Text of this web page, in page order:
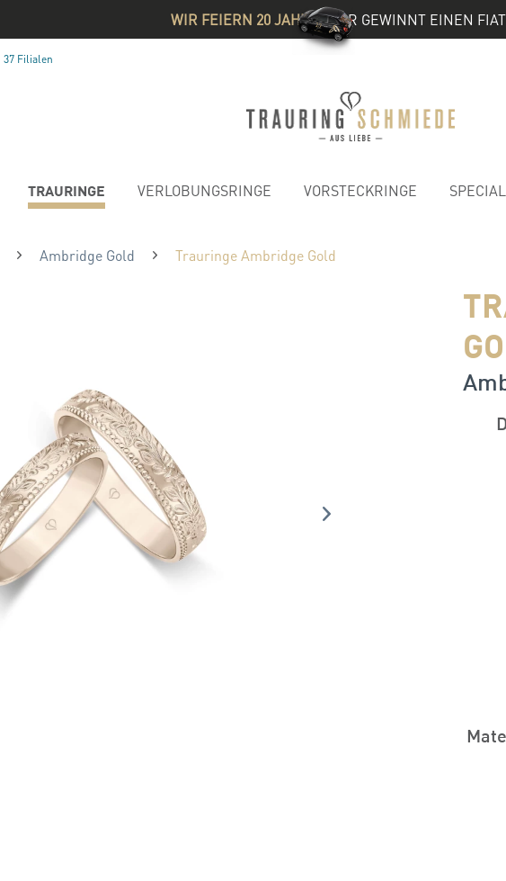
WIR FEIERN 20 JAHRE& IHR GEWINNT EINEN
37 Filialen
TRAURINGE VERLOBUNGSRINGE VORSTECKRINGE
Ambridge Gold Trauringe Ambridge Gold